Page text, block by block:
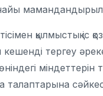
арнайы
қылмыстық іс
кешенді тергеу
міндеттерін